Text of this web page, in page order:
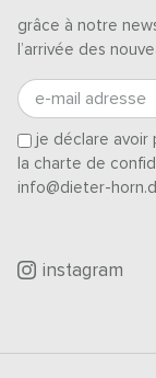
grâce à notre
l’arrivée des
e-mail adresse
je déclare avoir
la charte de
info@dieter-
instagram